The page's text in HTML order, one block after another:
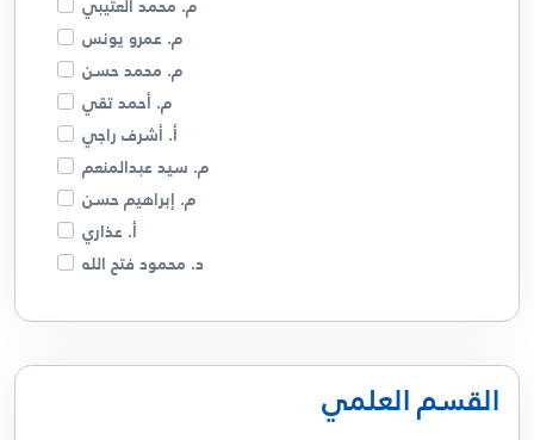
م. عمرو يونس
م. محمد حسن
م. أحمد تقي
أ. أشرف راجي
م. سيد عبدالمنعم
م. إبراهيم حسن
أ. عذاري
د. محمود فتح الله
د. أمل السيد
م. مريم الجدحي
القسم العلمي